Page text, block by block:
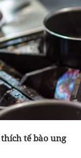
tế bào ung